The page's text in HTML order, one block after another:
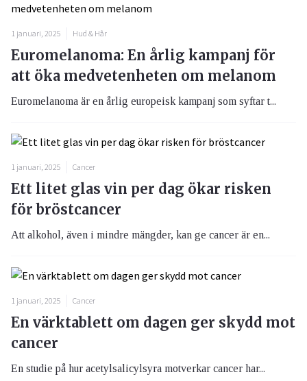
1 januari, 2025 Hud & Hår
Euromelanoma: En årlig kampanj för
att öka medvetenheten om melanom
Euromelanoma är en årlig europeisk kampanj som syftar t...
1 januari, 2025 Cancer
Ett litet glas vin per dag ökar risken
för bröstcancer
Att alkohol, även i mindre mängder, kan ge cancer är en...
1 januari, 2025 Cancer
En värktablett om dagen ger skydd mot
cancer
En studie på hur acetylsalicylsyra motverkar cancer har...